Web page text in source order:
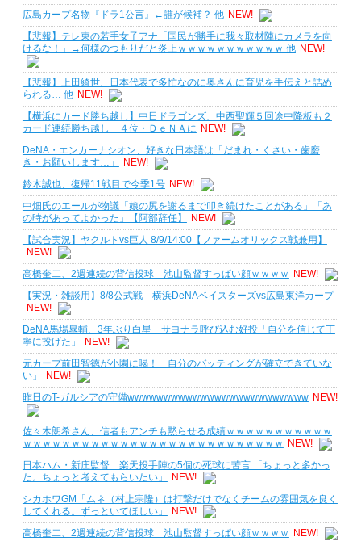
広島カープ名物『ドラ1公言』←誰が候補？ 他 NEW!
【悲報】テレ東の若手女子アナ「国民が勝手に我々取材陣にカメラを向
けるな！」→何様のつもりだと炎上ｗｗｗｗｗｗｗｗｗｗｗ 他 NEW!
【悲報】上田綺世、日本代表で多忙なのに奥さんに育児を手伝えと詰め
られる… 他 NEW!
【横浜にカード勝ち越し】中日ドラゴンズ、中西聖輝５回途中降板も２
カード連続勝ち越し ４位・ＤｅＮＡに NEW!
DeNA・エンカーナシオン、好きな日本語は「だまれ・くさい・歯磨
き・お願いします…」
NEW!
鈴木誠也、復帰11戦目で今季1号 NEW!
中畑氏のエールが物議「娘の尻を謝るまで叩き続けたことがある」「あ
の時があってよかった」【阿部辞任】
NEW!
【試合実況】ヤクルトvs巨人 8/9/14:00【ファームオリックス戦兼用】
NEW!
高橋奎二、2週連続の背信投球 池山監督すっぱい顔ｗｗｗｗ
NEW!
【実況・雑談用】8/8公式戦 横浜DeNAベイスターズvs広島東洋カープ
NEW!
DeNA馬場皐輔、3年ぶり白星 サヨナラ呼び込む好投「自分を信じて丁
寧に投げた」
NEW!
元カープ前田智徳が小園に喝！「自分のバッティングが確立できていな
い」
NEW!
昨日のT-ガルシアの守備wwwwwwwwwwwwwwwwwwwwwwwww NEW!
佐々木朗希さん、信者もアンチも黙らせる成績ｗｗｗｗｗｗｗｗｗｗｗ
ｗｗｗｗｗｗｗｗｗｗｗｗｗｗｗｗｗｗｗｗｗｗｗｗｗｗｗ
NEW!
日本ハム・新庄監督 楽天投手陣の5個の死球に苦言 「ちょっと多かっ
た。ちょっと考えてもらいたい」
NEW!
シカホワGM「ムネ（村上宗隆）は打撃だけでなくチームの雰囲気を良く
してくれる。ずっといてほしい」
NEW!
高橋奎二、2週連続の背信投球 池山監督すっぱい顔ｗｗｗｗ
NEW!